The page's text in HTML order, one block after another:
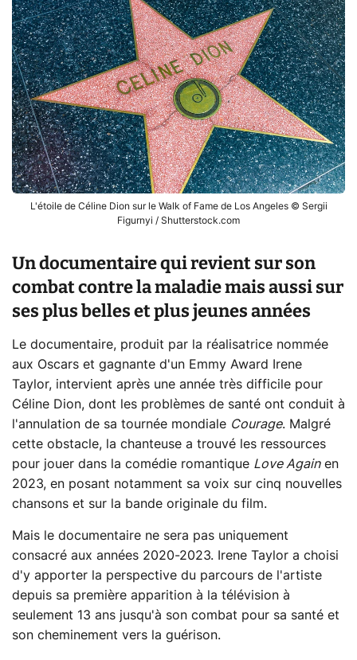
L'étoile de Céline Dion sur le Walk of Fame de Los Angeles © Sergii
Figurnyi / Shutterstock.com
Un documentaire qui revient sur son
combat contre la maladie mais aussi sur
ses plus belles et plus jeunes années
Le documentaire, produit par la réalisatrice nommée
aux Oscars et gagnante d'un Emmy Award Irene
Taylor, intervient après une année très difficile pour
Céline Dion, dont les problèmes de santé ont conduit à
l'annulation de sa tournée mondiale Courage. Malgré
cette obstacle, la chanteuse a trouvé les ressources
pour jouer dans la comédie romantique Love Againen
2023, en posant notamment sa voix sur cinq nouvelles
chansons et sur la bande originale du film.
Mais le documentaire ne sera pas uniquement
consacré aux années 2020-2023. Irene Taylor a choisi
d'y apporter la perspective du parcours de l'artiste
depuis sa première apparition à la télévision à
seulement 13 ans jusqu'à son combat pour sa santé et
son cheminement vers la guérison.